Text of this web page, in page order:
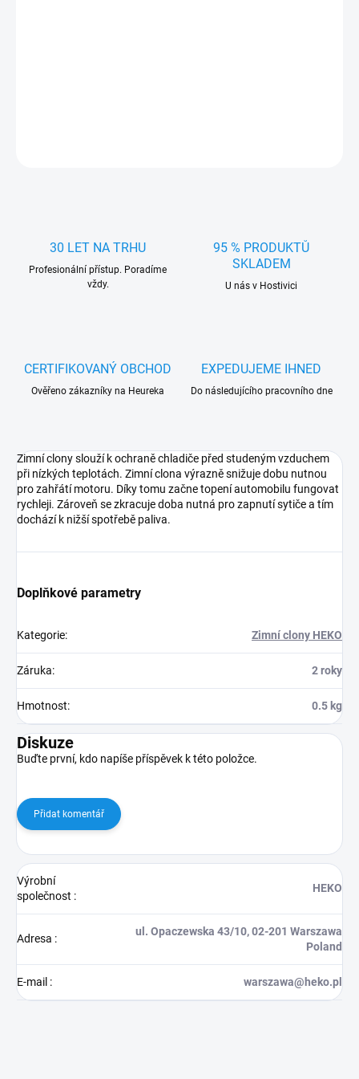
30 LET NA TRHU
Profesionální přístup. Poradíme
vždy.
95 % PRODUKTŮ
SKLADEM
U nás v Hostivici
CERTIFIKOVANÝ OBCHOD
Ověřeno zákazníky na Heureka
EXPEDUJEME IHNED
Do následujícího pracovního dne
Zimní clony slouží k ochraně chladiče před studeným vzduchem
při nízkých teplotách. Zimní clona výrazně snižuje dobu nutnou
pro zahřátí motoru. Díky tomu začne topení automobilu fungovat
rychleji. Zároveň se zkracuje doba nutná pro zapnutí sytiče a tím
dochází k nižší spotřebě paliva.
Doplňkové parametry
Kategorie: Zimní clony HEKO
Záruka: 2 roky
Hmotnost: 0.5 kg
Diskuze
Buďte první, kdo napíše příspěvek k této položce.
Přidat komentář
Výrobní
společnost :
HEKO
Adresa :
ul. Opaczewska 43/10, 02-201 Warszawa
Poland
E-mail : warszawa@heko.pl